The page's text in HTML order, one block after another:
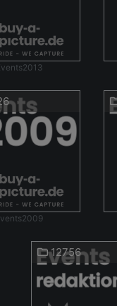
12756